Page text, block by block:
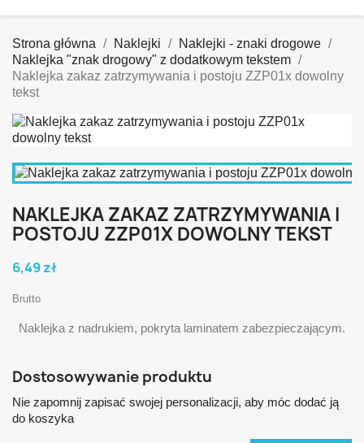
Strona główna Naklejki
Naklejki - znaki drogowe
Naklejka "znak drogowy" z dodatkowym tekstem
Naklejka zakaz zatrzymywania i postoju ZZP01x dowolny
tekst
NAKLEJKA ZAKAZ ZATRZYMYWANIA I
POSTOJU ZZP01X DOWOLNY TEKST
6,49 zł
Brutto
Naklejka z nadrukiem, pokryta laminatem zabezpieczającym.
Dostosowywanie produktu
Nie zapomnij zapisać swojej personalizacji, aby móc dodać ją
do koszyka